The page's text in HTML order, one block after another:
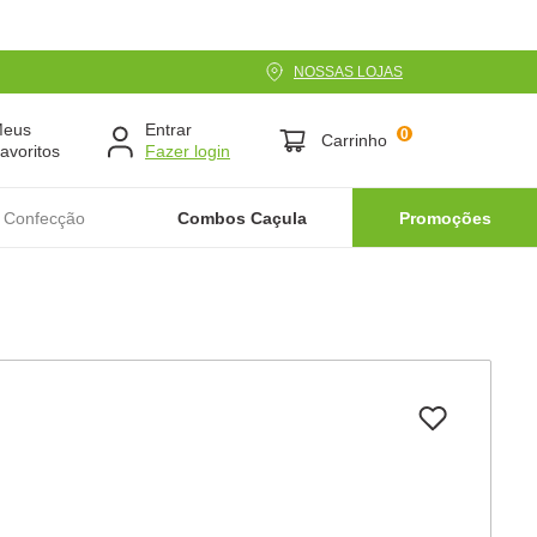
NOSSAS LOJAS
Entrar
Carrinho 0
Combos Caçula Promoções